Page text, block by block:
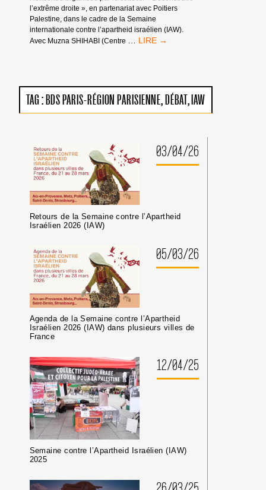
l’extrême droite », en partenariat avec Poitiers
Palestine, dans le cadre de la Semaine
internationale contre l’apartheid israélien (IAW).
Avec Muzna SHIHABI (Centre
24/03
LE
GÉNOCIDE
À
SOLIDARITÉ
AVEC
PEUPLE
TAG : BDS PARIS-RÉGION PARISIENNE DÉBAT IAW
03/04/26
Retours de la Semaine contre l’Apartheid
Israélien 2026 (IAW)
05/03/26
Agenda de la Semaine contre l’Apartheid
Israélien 2026 (IAW) dans plusieurs villes de
France
12/04/25
Semaine contre l’Apartheid Israélien (IAW)
2025